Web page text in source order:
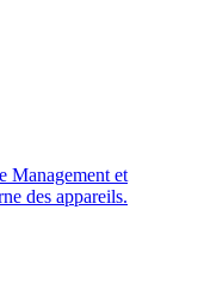
Management et
des appareils.